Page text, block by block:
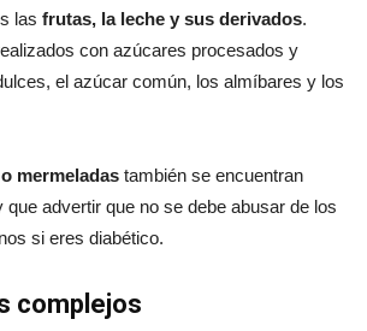
las frutas, la leche y sus derivados.
con azúcares procesados y
el azúcar común, los almíbares y los
mermeladas también se encuentran
advertir que no se debe abusar de los
si eres diabético.
complejos